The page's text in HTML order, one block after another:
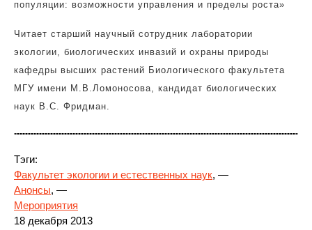
популяции: возможности управления и пределы роста»
Читает старший научный сотрудник лаборатории
экологии, биологических инвазий и охраны природы
кафедры высших растений Биологического факультета
МГУ имени М.В.Ломоносова, кандидат биологических
наук В.С. Фридман.
Тэги:
Факультет экологии и естественных наук, —
Анонсы, —
Мероприятия
18 декабря 2013